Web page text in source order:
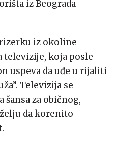
iz Beograda –
iz okoline
televizije, koja posle
uspeva da uđe u rijaliti
Televizija se
šansa za običnog,
da korenito